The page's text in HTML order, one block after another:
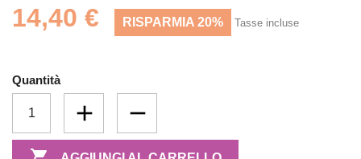
14,40 € RISPARMIA 20% Tasse incluse
Quantità